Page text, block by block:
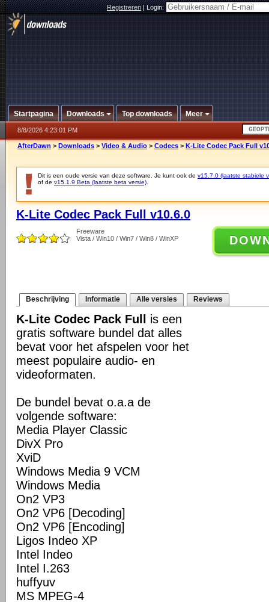
Registreren|Login:
Startpagina Downloads Top downloads Meer
8/8/2026 4:23:01 PM
AfterDawn > Downloads > Video & Audio > Codecs > K-Lite Codec Pack Full
Dit is een oude versie van deze software. Je kunt ook de v15.7.0 (laatste stabiele
of de v15.1.9 Beta (laatste beta versie)
K-Lite Codec Pack Full v10.6.0
Freeware
Vista / Win10 / Win7 / Win8 / WinXP
Beschrijving Informatie Alle versies Reviews
K-Lite Codec Pack Full
is een
gratis software bundel dat alles
bevat voor het afspelen voor het
meest populaire audio- en
videoformaten.
De bundel bevat o.a.a de
volgende software:
Media Player Classic
DivX Pro
XviD
Windows Media 9 VCM
Windows Media
On2 VP3
On2 VP6 [Decoding]
On2 VP6 [Encoding]
Ligos Indeo XP
Intel Indeo
Intel I.263
huffyuv
MS MPEG-4